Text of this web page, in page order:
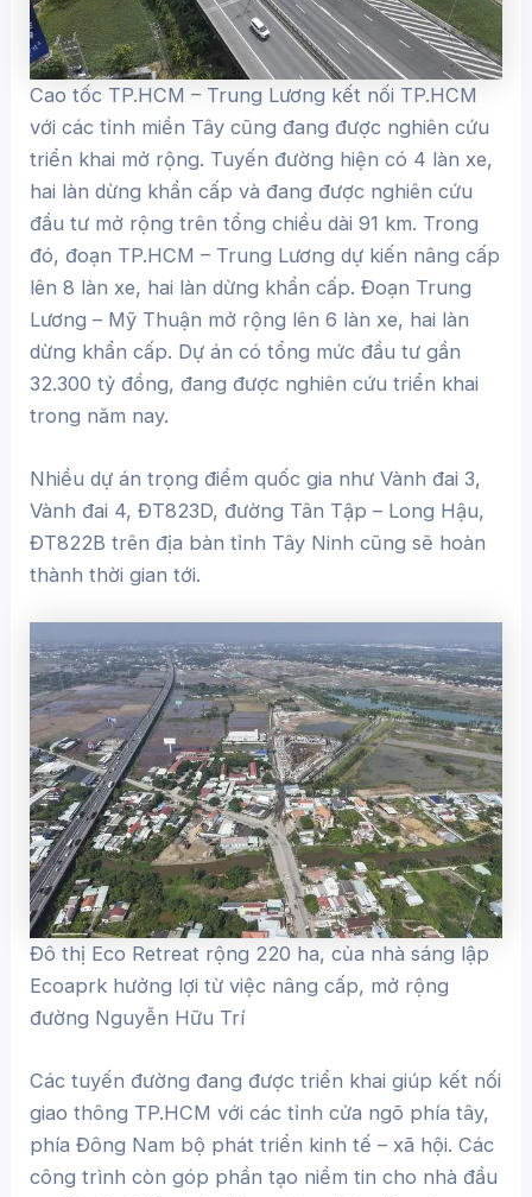
Cao tốc TP.HCM – Trung Lương kết nối TP.HCM
với các tỉnh miền Tây cũng đang được nghiên cứu
triển khai mở rộng. Tuyến đường hiện có 4 làn xe,
hai làn dừng khẩn cấp và đang được nghiên cứu
đầu tư mở rộng trên tổng chiều dài 91 km. Trong
đó, đoạn TP.HCM – Trung Lương dự kiến nâng cấp
lên 8 làn xe, hai làn dừng khẩn cấp. Đoạn Trung
Lương – Mỹ Thuận mở rộng lên 6 làn xe, hai làn
dừng khẩn cấp. Dự án có tổng mức đầu tư gần
32.300 tỷ đồng, đang được nghiên cứu triển khai
trong năm nay.
Nhiều dự án trọng điểm quốc gia như Vành đai 3,
Vành đai 4, ĐT823D, đường Tân Tập – Long Hậu,
ĐT822B trên địa bàn tỉnh Tây Ninh cũng sẽ hoàn
thành thời gian tới.
Đô thị Eco Retreat rộng 220 ha, của nhà sáng lập
Ecoaprk hưởng lợi từ việc nâng cấp, mở rộng
đường Nguyễn Hữu Trí
Các tuyến đường đang được triển khai giúp kết nối
giao thông TP.HCM với các tỉnh cửa ngõ phía tây,
phía Đông Nam bộ phát triển kinh tế – xã hội. Các
công trình còn góp phần tạo niềm tin cho nhà đầu